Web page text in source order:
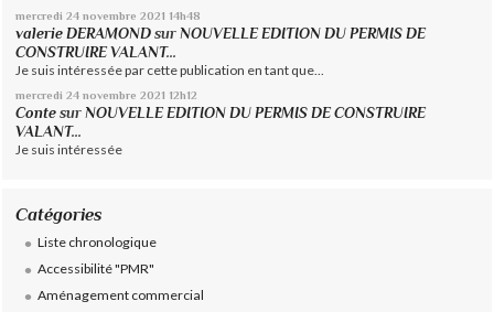
mercredi 24 novembre 2021 14h48
valerie DERAMOND sur NOUVELLE EDITION DU PERMIS DE
CONSTRUIRE VALANT...
Je suis intéressée par cette publication en tant que...
mercredi 24 novembre 2021 12h12
Conte surNOUVELLE EDITION DU PERMIS DE CONSTRUIRE
VALANT...
Je suis intéressée
Catégories
Liste chronologique
Accessibilité "PMR"
Aménagement commercial